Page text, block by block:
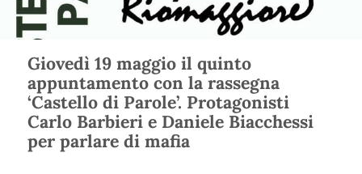
Giovedì 19 maggio il quinto
appuntamento con la rassegna
‘Castello di Parole’. Protagonisti
Carlo Barbieri e Daniele Biacchessi
per parlare di mafia